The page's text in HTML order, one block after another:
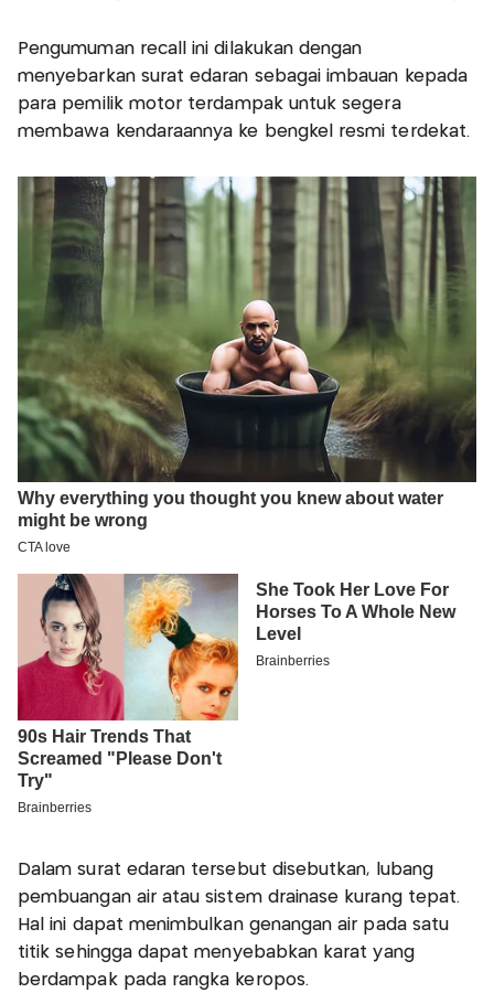
Pengumuman recall ini dilakukan dengan
menyebarkan surat edaran sebagai imbauan kepada
para pemilik motor terdampak untuk segera
membawa kendaraannya ke bengkel resmi terdekat.
Dalam surat edaran tersebut disebutkan, lubang
pembuangan air atau sistem drainase kurang tepat.
Hal ini dapat menimbulkan genangan air pada satu
titik sehingga dapat menyebabkan karat yang
berdampak pada rangka keropos.